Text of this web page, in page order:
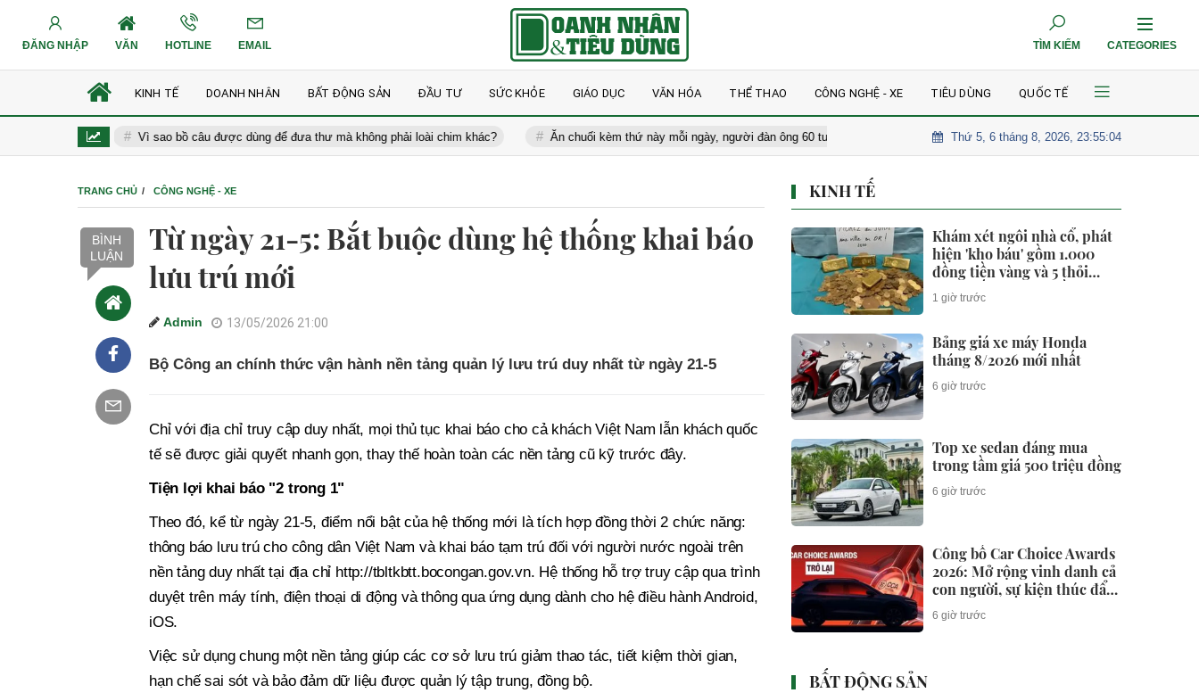
ĐĂNG NHẬP VĂN HOTLINE EMAIL TÌM KIẾM CATEGORIES
KINH TẾ DOANH NHÂN BẤT ĐỘNG SẢN ĐẦU TƯ SỨC KHỎE GIÁO DỤC VĂN HÓA THỂ THAO CÔNG NGHỆ - XE TIÊU DÙNG QUỐC TẾ
Vì sao bồ câu được dùng để đưa thư mà không phải loài chim khác? Ăn chuối kèm thứ này mỗi ngày, người đàn ông 60 tuổi bất ngờ khi đi khám Khám xét ngôi nhà cổ, phát hiện 'kho báu' gồm
Thứ 5, 6 tháng 8, 2026, 23:55:05
TRANG CHỦ CÔNG NGHỆ - XE
BÌNH
LUẬN
Từ ngày 21-5: Bắt buộc dùng hệ thống khai báo
lưu trú mới
Admin 13/05/2026 21:00
Bộ Công an chính thức vận hành nền tảng quản lý lưu trú duy nhất từ ngày 21-5
Chỉ với địa chỉ truy cập duy nhất, mọi thủ tục khai báo cho cả khách Việt Nam lẫn khách quốc
tế sẽ được giải quyết nhanh gọn, thay thế hoàn toàn các nền tảng cũ kỹ trước đây.
Tiện lợi khai báo "2 trong 1"
Theo đó, kể từ ngày 21-5, điểm nổi bật của hệ thống mới là tích hợp đồng thời 2 chức năng:
thông báo lưu trú cho công dân Việt Nam và khai báo tạm trú đối với người nước ngoài trên
nền tảng duy nhất tại địa chỉ http://tbltkbtt.bocongan.gov.vn. Hệ thống hỗ trợ truy cập qua trình
duyệt trên máy tính, điện thoại di động và thông qua ứng dụng dành cho hệ điều hành Android,
iOS.
Việc sử dụng chung một nền tảng giúp các cơ sở lưu trú giảm thao tác, tiết kiệm thời gian,
hạn chế sai sót và bảo đảm dữ liệu được quản lý tập trung, đồng bộ.
KINH TẾ
Khám xét ngôi nhà cổ, phát
hiện 'kho báu' gồm 1.000
đồng tiền vàng và 5 thỏi
vàng giấu trong nhiều ngăn
bí mật - giá trị hơn 18 tỷ
1 giờ trước
Bảng giá xe máy Honda
tháng 8/2026 mới nhất
6 giờ trước
Top xe sedan đáng mua
trong tầm giá 500 triệu đồng
6 giờ trước
Công bố Car Choice Awards
2026: Mở rộng vinh danh cả
con người, sự kiện thúc đẩy
ngành xe Việt Nam
6 giờ trước
BẤT ĐỘNG SẢN